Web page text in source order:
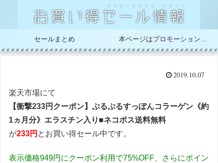
セールまとめ
2019.10.07
楽天市場にて
【衝撃233円クーポン】ぷるぷるすっぽんコラーゲン《約
1ヵ月分》エラスチン入り■ネコポス送料無料
が233円 とお買い得セール中です。
表示価格949円にクーポン利用で75%OFF、さらにポイン